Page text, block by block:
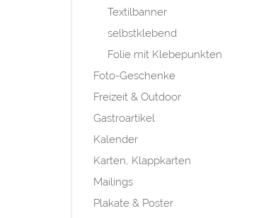
Textilbanner
selbstklebend
Folie mit Klebepunkten
Foto-Geschenke
Freizeit & Outdoor
Gastroartikel
Kalender
Karten, Klappkarten
Mailings
Plakate & Poster